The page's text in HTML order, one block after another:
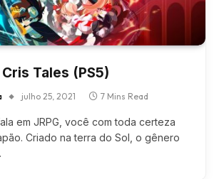
Tales (PS5)
julho 25, 2021 7 Mins Read
em JRPG, você com toda certeza
Criado na terra do Sol, o gênero